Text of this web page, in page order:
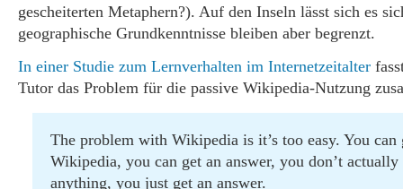
gescheiterten Metaphern?). Auf den Inseln lässt sich es
geographische Grundkenntnisse bleiben aber begrenzt.
In einer Studie zum Lernverhalten im Internetzeitalter
Tutor das Problem für die passive Wikipedia-Nutzung
The problem with Wikipedia is it’s too easy. You can
Wikipedia, you can get an answer, you don’t actually
anything, you just get an answer.